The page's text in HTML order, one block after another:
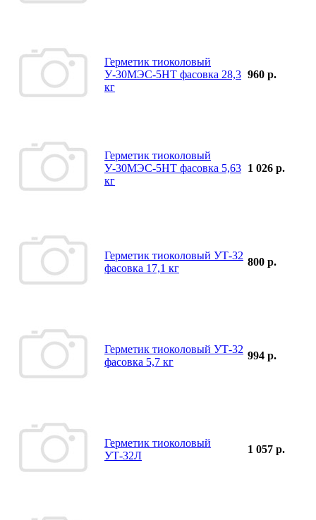
Герметик тиоколовый
У-30МЭС-5НТ фасовка 28,3
кг
960 р.
Герметик тиоколовый
У-30МЭС-5НТ фасовка 5,63
кг
1 026 р.
Герметик тиоколовый УТ-32
фасовка 17,1 кг
800 р.
Герметик тиоколовый УТ-32
фасовка 5,7 кг
994 р.
Герметик тиоколовый
УТ-32Л
1 057 р.